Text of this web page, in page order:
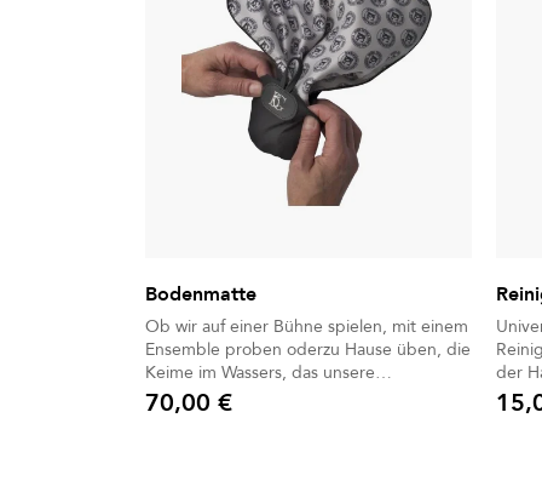
Bodenmatte
Ob wir auf einer Bühne spielen, mit einem
Ensemble proben oderzu Hause üben, die
Keime im Wassers, das unsere
Instrumenteauf den Boden spritzt, können
mehr als 4 Stunden überdauern. Jetzt ist
Preis
70,00 €
der
Preis